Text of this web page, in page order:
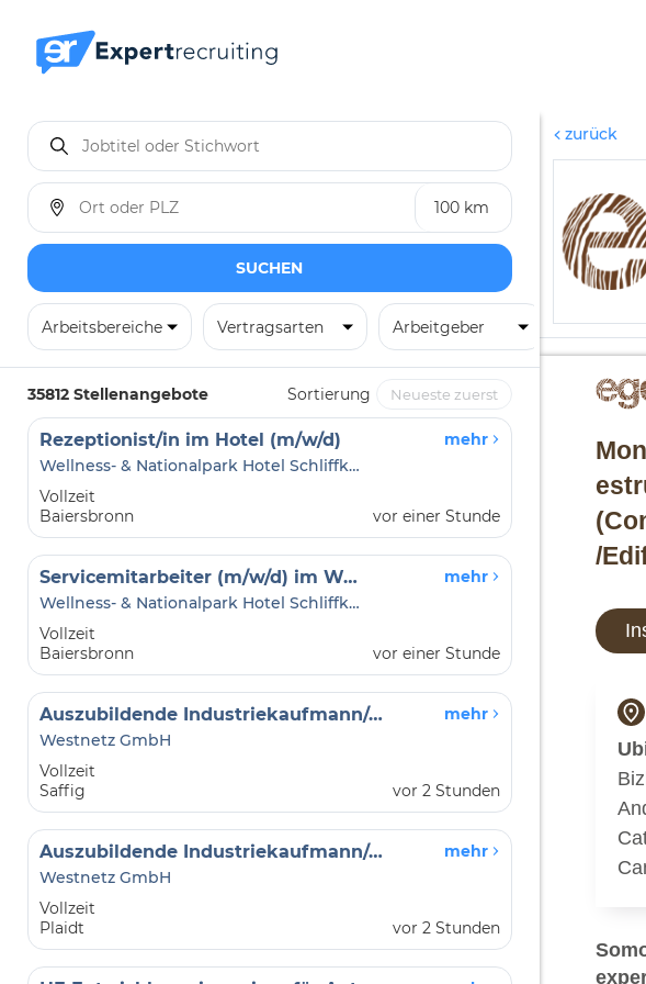
SUCHEN
Arbeitsbereiche Vertragsarten Arbeitgeber
35812 Stellenangebote Sortierung
Rezeptionist/in im Hotel (m/w/d)
Wellness- & Nationalpark Hotel Schliffkopf
Vollzeit
Baiersbronn
mehr
vor einer Stunde
Servicemitarbeiter (m/w/d) im Wellnesshotel
Wellness- & Nationalpark Hotel Schliffkopf
Vollzeit
Baiersbronn
mehr
vor einer Stunde
Auszubildende Industriekaufmann/-frau (m/w/d) (2027)
Westnetz GmbH
Vollzeit
Saffig
mehr
vor 2 Stunden
Auszubildende Industriekaufmann/-frau (m/w/d) (2027)
Westnetz GmbH
Vollzeit
Plaidt
mehr
vor 2 Stunden
zurück